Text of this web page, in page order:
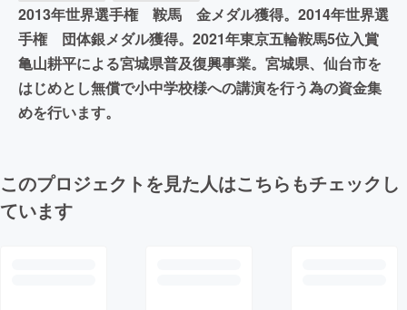
2013年世界選手権 鞍馬 金メダル獲得。2014年世界選
手権 団体銀メダル獲得。2021年東京五輪鞍馬5位入賞
亀山耕平による宮城県普及復興事業。宮城県、仙台市を
はじめとし無償で小中学校様への講演を行う為の資金集
めを行います。
このプロジェクトを見た人はこちらもチェックし
ています